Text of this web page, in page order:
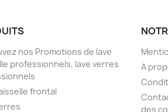
nos Promotions de lave
professionnels, lave verres
frontal
A
des